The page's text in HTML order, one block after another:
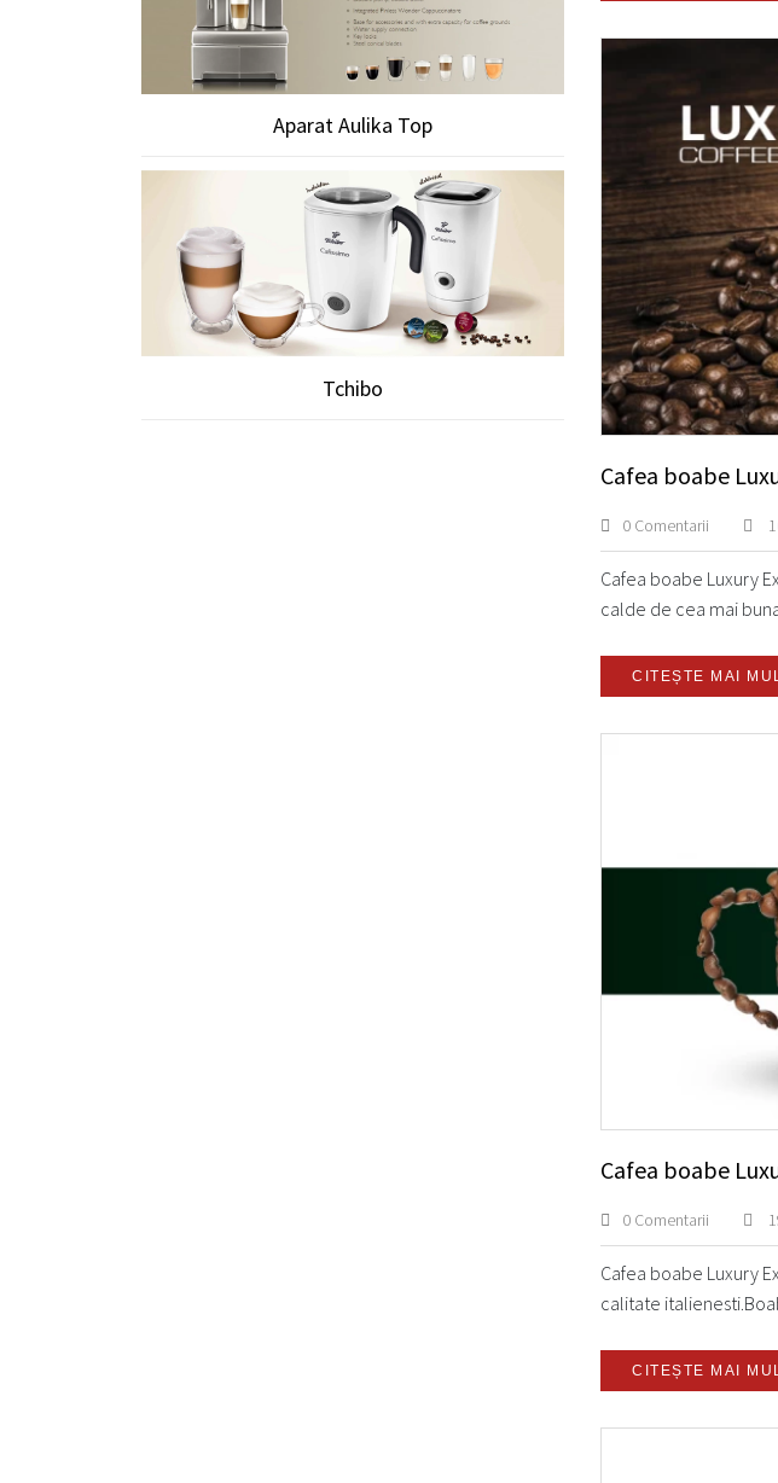
Aparat Aulika Top
Tchibo
Cafea boabe
0 Comentarii
Cafea boabe Luxury
calde de cea mai
CITEȘTE MAI
Cafea boabe
0 Comentarii
Cafea boabe Luxury
calitate
CITEȘTE MAI